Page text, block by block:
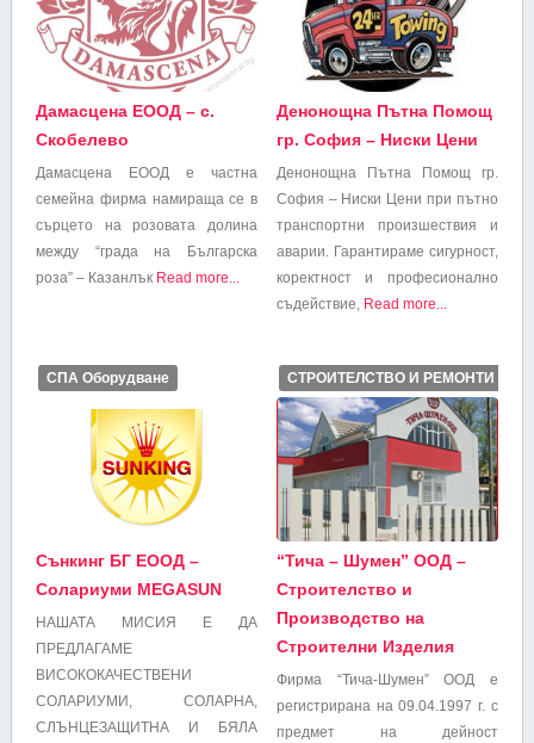
Дамасцена ЕООД – с.
Скобелево
Дамасцена ЕООД е частна
семейна фирма намираща се в
сърцето на розовата долина
между “града на Българска
роза” – Казанлък Read more...
Денонощна Пътна Помощ
гр. София – Ниски Цени
Денонощна Пътна Помощ гр.
София – Ниски Цени при пътно
транспортни произшествия и
аварии. Гарантираме сигурност,
коректност и професионално
съдействие, Read more...
СПА Оборудване
Сънкинг БГ ЕООД –
Солариуми MEGASUN
НАШАТА МИСИЯ Е ДА
ПРЕДЛАГАМЕ
ВИСОКОКАЧЕСТВЕНИ
СОЛАРИУМИ, СОЛАРНА,
СЛЪНЦЕЗАЩИТНА И БЯЛА
СТРОИТЕЛСТВО И РЕМОНТИ
“Тича – Шумен” ООД –
Строителство и
Производство на
Строителни Изделия
Фирма “Тича-Шумен” ООД е
регистрирана на 09.04.1997 г. с
предмет на дейност